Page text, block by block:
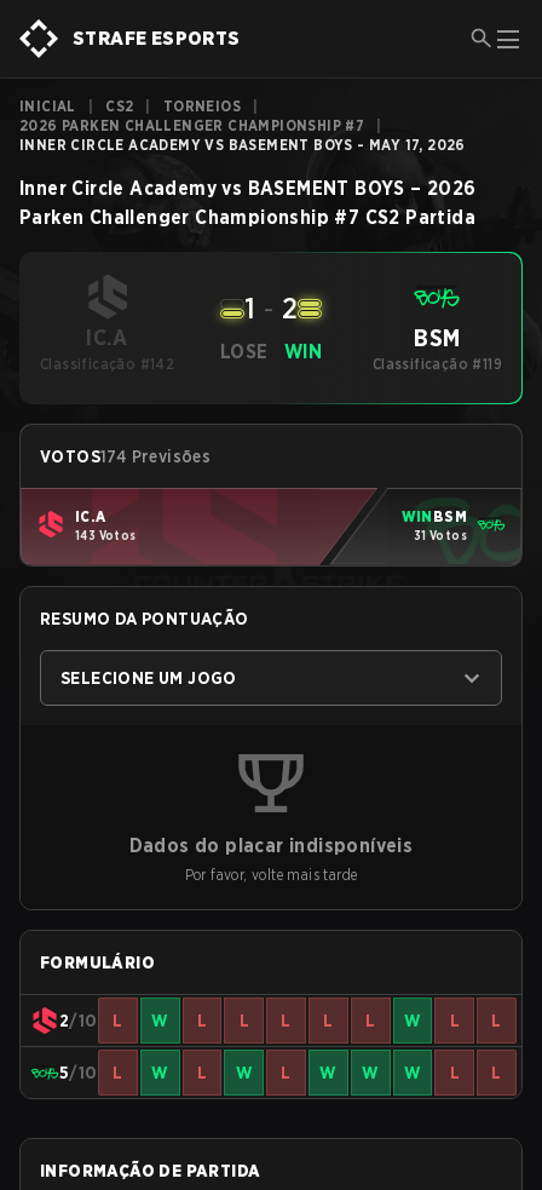
STRAFE ESPORTS
INICIAL CS2 TORNEIOS
2026 PARKEN CHALLENGER CHAMPIONSHIP #7
INNER CIRCLE ACADEMY VS BASEMENT BOYS - MAY 17, 2026
Inner Circle Academy vs BASEMENT BOYS – 2026
Parken Challenger Championship #7 CS2 Partida
IC.A
Classificação #142
LOSE
1 - 2
WIN BSM
Classificação #119
VOTOS174 Previsões
IC.A
143 Votos
WINBSM
31 Votos
RESUMO DA PONTUAÇÃO
SELECIONE UM JOGO
Dados do placar indisponíveis
Por favor, volte mais tarde
FORMULÁRIO
2/10 L W L L L L L W L L
5/10 L W L W L W W W L L
INFORMAÇÃO DE PARTIDA